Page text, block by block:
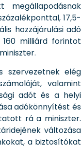
17,5-
hozzájárulási adó
milliárd forintot
elég
valamint
adót és a helyi
adókönnyítést és
rá a miniszter.
változása
a biztosítókat